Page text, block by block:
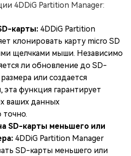
4DDiG Partition Manager:
карты: 4DDiG Partition
клонировать карту micro SD
щелчками мыши. Независимо
ли обновление до SD-
или создается
эта функция гарантирует
ваших данных
точно.
SD-карты меньшего или
4DDiG Partition Manager
SD-карты меньшего или